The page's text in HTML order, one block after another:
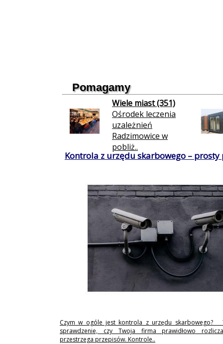
Pomagamy
Wiele miast (351)
Ośrodek leczenia
uzależnień
Radzimowice w
pobliż..
Kontrola z urzędu skarbowego –
Czym w ogóle jest kontrola z urzędu skarbowego?
sprawdzenie, czy Twoja firma prawidłowo
przestrzega przepisów. Kontrole..